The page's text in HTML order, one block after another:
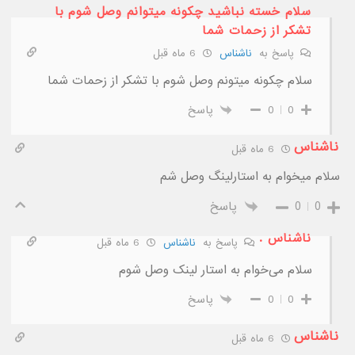
سلام خسته نباشید چکونه میتوانم وصل شوم با
تشکر از زحمات شما
پاسخ بهناشناس
سلام چکونه میتونم وصل شوم با تشکر از زحمات شما
0
0 پاسخ
ناشناس
سلام میخوام به استارلینگ وصل شم
0
0
پاسخ
ناشناس .
پاسخ به ناشناس
سلام می‌خوام به استار لینک وصل شوم
0
0 پاسخ
ناشناس